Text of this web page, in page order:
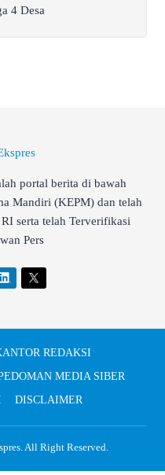
4 Desa
portal berita di bawah
Mandiri (KEPM) dan telah
serta telah Terverifikasi
Pers
REDAKSI
MEDIA SIBER
DISCLAIMER
. All Right Reserved.